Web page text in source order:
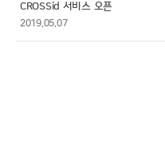
CROSSid 서비스 오픈
2019.05.07